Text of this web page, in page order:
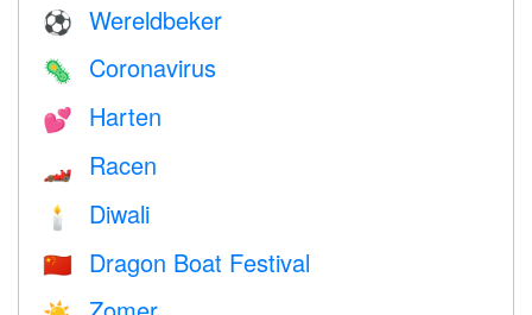
⚽ Wereldbeker
🦠 Coronavirus
💕 Harten
🏎 Racen
🕯 Diwali
🇨🇳 Dragon Boat Festival